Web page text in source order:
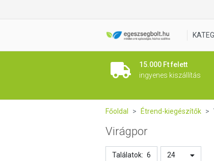
15.000 Ft felett
ingyenes kiszállítás
Főoldal Étrend-kiegészítők
Virágpor
Találatok: 6 24